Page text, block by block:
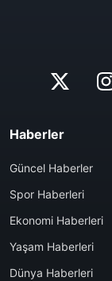
Haberler
Güncel Haberler
Spor Haberleri
Ekonomi Haberleri
Yaşam Haberleri
Dünya Haberleri